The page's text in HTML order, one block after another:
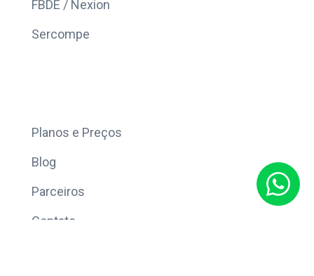
FBDE / Nexion
Sercompe
Planos e Preços
Blog
Parceiros
Contato